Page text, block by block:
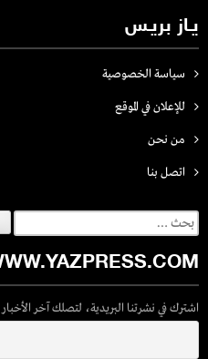
يـاز بريـس
سياسة الخصوصية
للإعلان في الموقع
من نحن
اتصل بنـا
البحث
عن:
اشترك في نشرتنا البريدية، لتصلك آخر الأخبار